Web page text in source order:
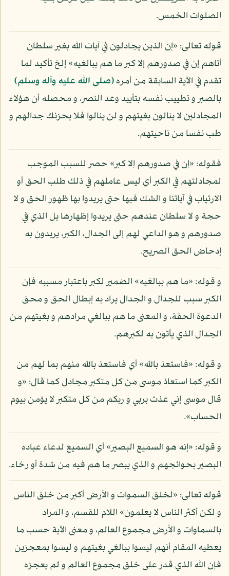
الصلوات الخمس.
قوله تعالى: «إن الذين يجادلون في آيات الله بغير سلطان
أتاهم إن في صدورهم إلا كبر ما هم ببالغيه» إلخ تأكيد لما
تقدم في الآية السابقة من أمره(صلى الله عليه وآله وسلم)
بالصبر و تطييب نفسه بتأييد وعد النصر، و محصله أن هؤلاء
المجادلين لا ينالون بغيتهم و لن ينالوا فلا يحزنك جدالهم و
طب نفسا من ناحيتهم.
فقوله: «إن في صدورهم إلا كبر» حصر للسبب الموجب
لمجادلتهم في الكبر أي ليس عاملهم في ذلك طلب الحق أو
الارتياب في آياتنا و الشك فيها حتى يريدوا بها ظهور الحق و لا
حجة و لا سلطان عندهم حتى يريدوا إظهارها بل الذي في
صدورهم و هو الداعي لهم إلى الجدال، الكبر، يريدون به
إدحاض الحق الصريح.
و قوله: «ما هم ببالغيه» الضمير لكبر باعتبار مسببه فإن
الكبر سبب للجدال و الجدال يراد به إبطال الحق و محق
الدعوة الحقة، و المعنى ما هم ببالغي مرادهم و بغيتهم من
الجدال الذي يأتون به لكبرهم.
و قوله: «فاستعذ بالله» أي فاستعذ بالله منهم بما لهم من
الكبر كما استعاذ موسى من كل متكبر مجادل كما قال: «و
قال موسى إني عذت بربي و ربكم من كل متكبر لا يؤمن بيوم
الحساب».
و قوله: «إنه هو السميع البصير» أي السميع لدعاء عباده
البصير بحوائجهم و الذي يبصر ما هم فيه من شدة أو رخاء.
قوله تعالى: «لخلق السموات و الأرض أكبر من خلق الناس
و لكن أكثر الناس لا يعلمون» اللام للقسم، و المراد
بالسماوات و الأرض مجموع العالم، و معنى الآية حسب ما
يعطيه المقام أنهم ليسوا ببالغي بغيتهم و ليسوا بمعجزين
فإن الله الذي قدر على خلق مجموع العالم و لم يعجزه